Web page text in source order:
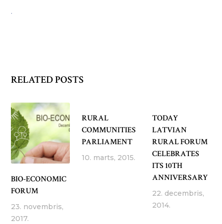
.
RELATED POSTS
BIO-ECONOMIC
FORUM
23. novembris,
2017.
RURAL
COMMUNITIES
PARLIAMENT
10. marts, 2015.
TODAY
LATVIAN
RURAL FORUM
CELEBRATES
ITS 10TH
ANNIVERSARY
22. decembris,
2014.